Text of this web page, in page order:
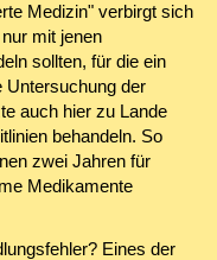
Medizin" verbirgt sich
mit jenen
sollten, für die ein
Untersuchung der
auch hier zu Lande
behandeln. So
zwei Jahren für
Medikamente
Eines der